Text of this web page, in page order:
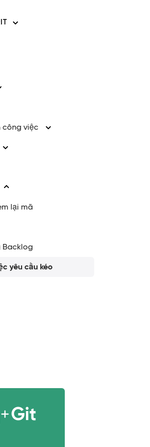
công việc
lại mã
Backlog
yêu cầu kéo
Git